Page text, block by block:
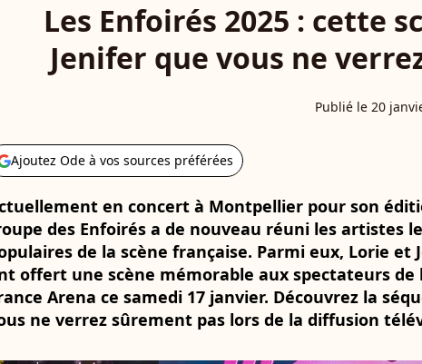
Les Enfoirés 2025 : cette
Jenifer que vous ne
Publié le 20
Ajoutez Ode à vos sources préférées
en concert à Montpellier pour son
des Enfoirés a de nouveau réuni les artistes
de la scène française. Parmi eux, Lorie et
offert une scène mémorable aux spectateurs de
Arena ce samedi 17 janvier. Découvrez la
ne verrez sûrement pas lors de la diffusion